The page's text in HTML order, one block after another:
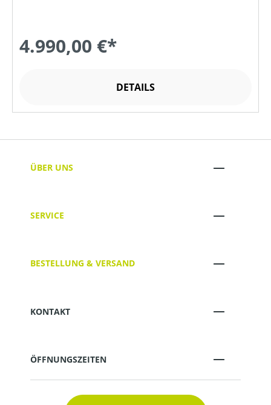
4.990,00 €*
DETAILS
ÜBER UNS
SERVICE
BESTELLUNG & VERSAND
KONTAKT
ÖFFNUNGSZEITEN